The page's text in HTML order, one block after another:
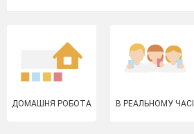
ДОМАШНЯ РОБОТА В РЕАЛЬНОМУ ЧАСІ